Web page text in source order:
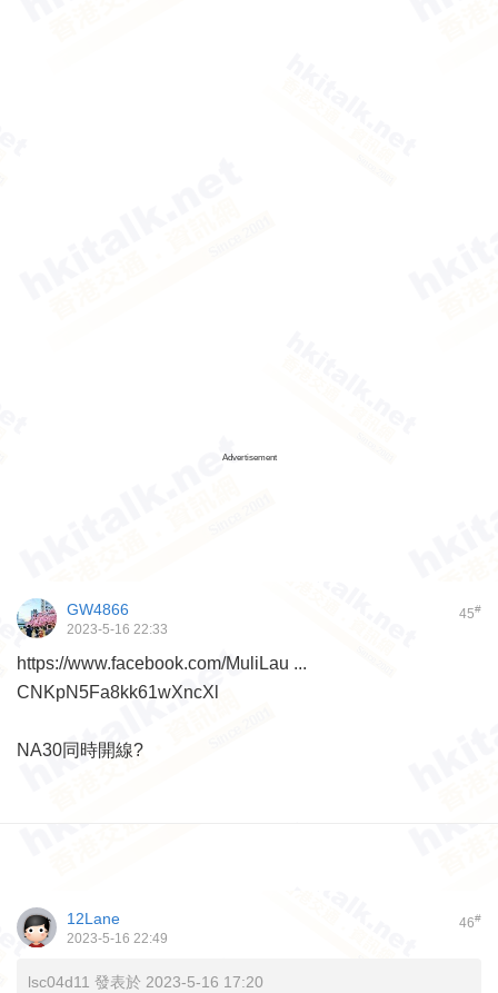
Advertisement
45#
GW4866
2023-5-16 22:33
https://www.facebook.com/MuliLau ...
CNKpN5Fa8kk61wXncXl
NA30同時開線?
46#
12Lane
2023-5-16 22:49
lsc04d11 發表於 2023-5-16 17:20